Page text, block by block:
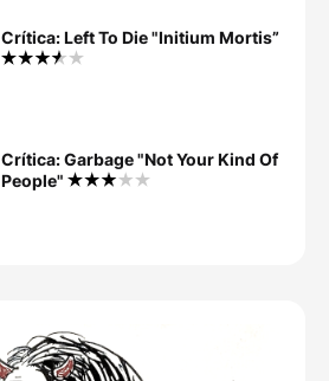
Crítica: Left To Die "Initium Mortis”
Crítica: Garbage "Not Your Kind Of
People"